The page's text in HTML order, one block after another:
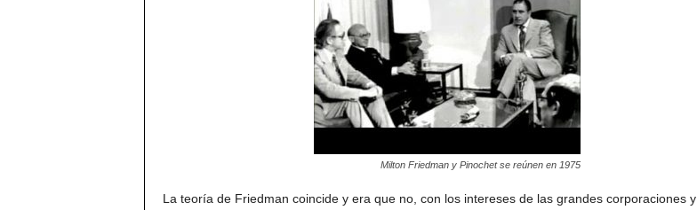
Milton Friedman y Pinochet se reúnen en 1975
La teoría de Friedman coincide y era que no, con los intereses de las grandes corporaciones y